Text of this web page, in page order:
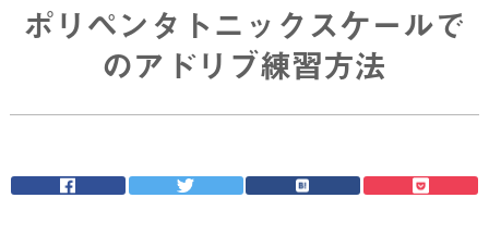
ポリペンタトニックスケールで
のアドリブ練習方法